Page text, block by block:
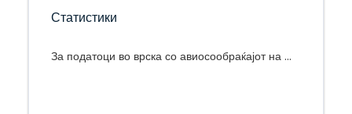
Статистики
За податоци во врска со авиосообраќајот на ...